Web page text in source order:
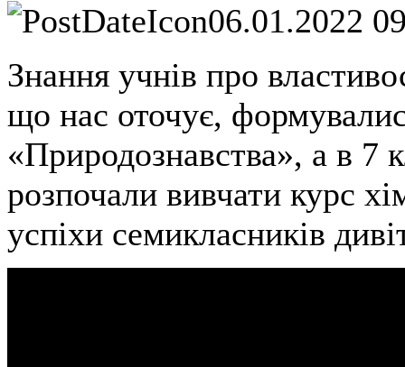
06.01.2022
Знання учнів про
що нас оточує,
«Природознавства», а в 7
розпочали вивчати курс
успіхи семикласників